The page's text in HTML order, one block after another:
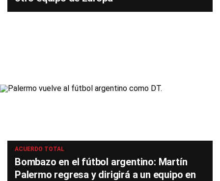
ACUERDO TOTAL
Bombazo en el fútbol argentino: Martín
Palermo regresa y dirigirá a un equipo en